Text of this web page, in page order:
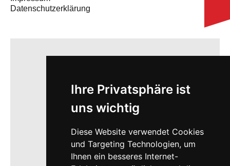
Ihre Privatsphäre ist
uns wichtig
Diese Website verwendet Cookies
und Targeting Technologien, um
Ihnen ein besseres Internet-
Datenschutzerklärung